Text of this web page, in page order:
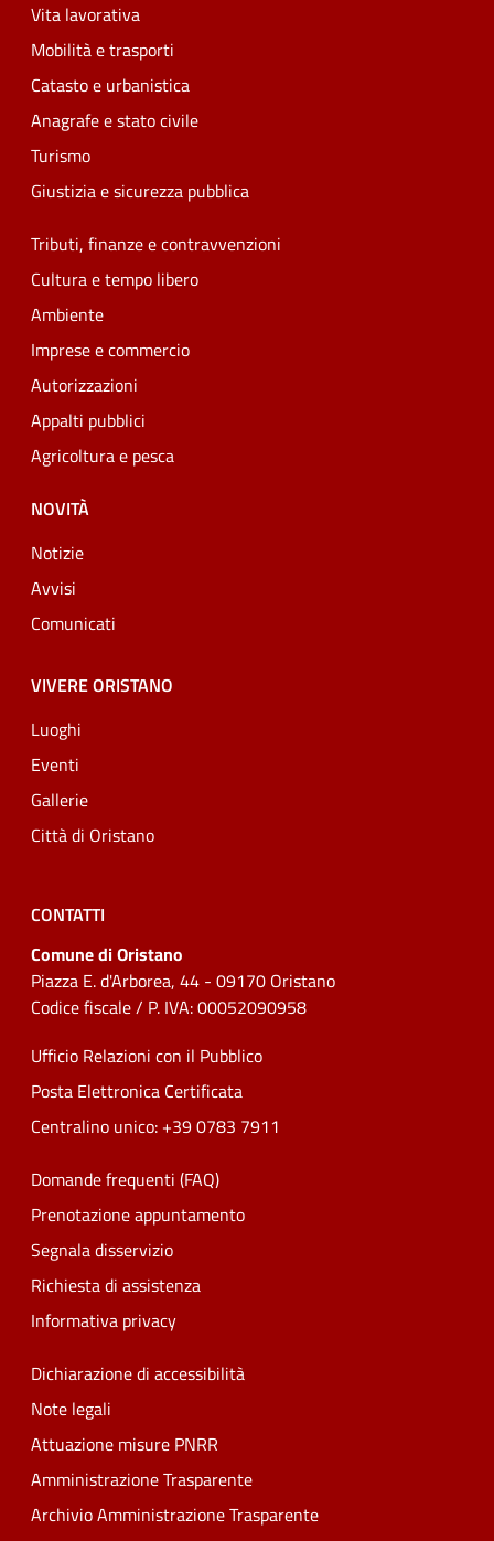
Vita lavorativa
Mobilità e trasporti
Catasto e urbanistica
Anagrafe e stato civile
Turismo
Giustizia e sicurezza pubblica
Tributi, finanze e contravvenzioni
Cultura e tempo libero
Ambiente
Imprese e commercio
Autorizzazioni
Appalti pubblici
Agricoltura e pesca
NOVITÀ
Notizie
Avvisi
Comunicati
VIVERE ORISTANO
Luoghi
Eventi
Gallerie
Città di Oristano
CONTATTI
Comune di Oristano
Piazza E. d'Arborea, 44 - 09170 Oristano
Codice fiscale / P. IVA: 00052090958
Ufficio Relazioni con il Pubblico
Posta Elettronica Certificata
Centralino unico: +39 0783 7911
Domande frequenti (FAQ)
Prenotazione appuntamento
Segnala disservizio
Richiesta di assistenza
Informativa privacy
Dichiarazione di accessibilità
Note legali
Attuazione misure PNRR
Amministrazione Trasparente
Archivio Amministrazione Trasparente